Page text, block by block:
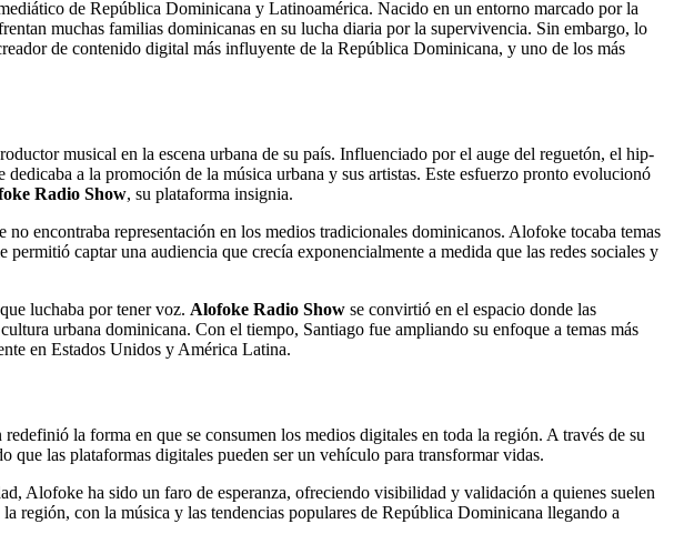
de República Dominicana y Latinoamérica. Nacido en un entorno marcado por la
muchas familias dominicanas en su lucha diaria por la supervivencia. Sin embargo, lo
de contenido digital más influyente de la República Dominicana, y uno de los más
musical en la escena urbana de su país. Influenciado por el auge del reguetón, el hip-
a la promoción de la música urbana y sus artistas. Este esfuerzo pronto evolucionó
Radio Show, su plataforma insignia.
encontraba representación en los medios tradicionales dominicanos. Alofoke tocaba temas
captar una audiencia que crecía exponencialmente a medida que las redes sociales y
luchaba por tener voz. Alofoke Radio Show se convirtió en el espacio donde las
urbana dominicana. Con el tiempo, Santiago fue ampliando su enfoque a temas más
en Estados Unidos y América Latina.
la forma en que se consumen los medios digitales en toda la región. A través de su
que las plataformas digitales pueden ser un vehículo para transformar vidas.
Alofoke ha sido un faro de esperanza, ofreciendo visibilidad y validación a quienes suelen
región, con la música y las tendencias populares de República Dominicana llegando a